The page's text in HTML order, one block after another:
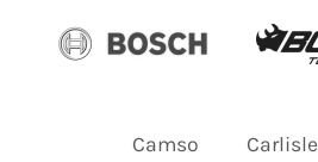
Camso Carlisle